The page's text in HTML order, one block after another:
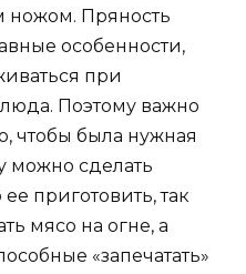
ножом. Пряность
особенности,
при
Поэтому важно
чтобы была нужная
можно сделать
приготовить, так
мясо на огне, а
«запечатать»